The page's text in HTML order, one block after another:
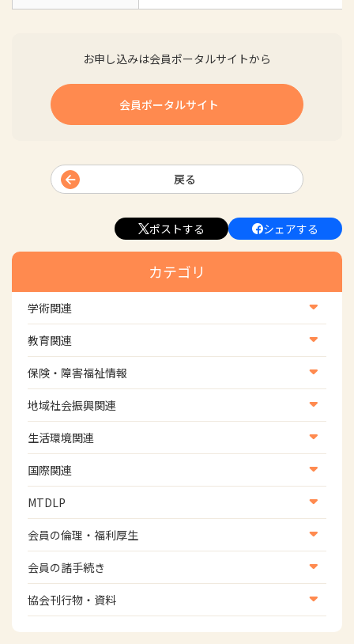
お申し込みは会員ポータルサイトから
会員ポータルサイト
戻る
ポストする シェアする
カテゴリ
学術関連
学術・研究
学会
学術誌
教育関連
養成教育
生涯教育
研修会
協会認定資格試験・審査会情報
保険・障害福祉情報
医療保険情報
介護保険情報
児童福祉・障害福祉情報
地域社会振興関連
地域社会振興部地域事業支援課【認知症対策班】
地域社会振興部地域事業支援課【地域包括ケア推進班】
地域社会振興部地域事業支援課【運転と地域移動推進
班】
スポーツ振興関連
災害対策関連
生活環境関連
生活環境・福祉用具支援
国際関連
国際関連
WFOT等海外関連情報
MTDLP
MTDLP室
会員の倫理・福利厚生
会員向け団体保険のご案内
女性相談窓口
倫理関連情報
会員の諸手続き
会員の諸手続き
協会刊行物・資料
広報活動について